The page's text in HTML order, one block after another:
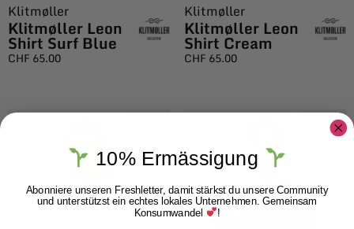
Klitmøller
Klitmøller Leon
Shirt Surf Blue
CHF 65.00
Klitmøller
Klitmøller Leon
Shirt Cream
CHF 65.00
10% Ermässigung
Abonniere unseren Freshletter, damit stärkst du unsere Community
und unterstützst ein echtes lokales Unternehmen. Gemeinsam
Konsumwandel !